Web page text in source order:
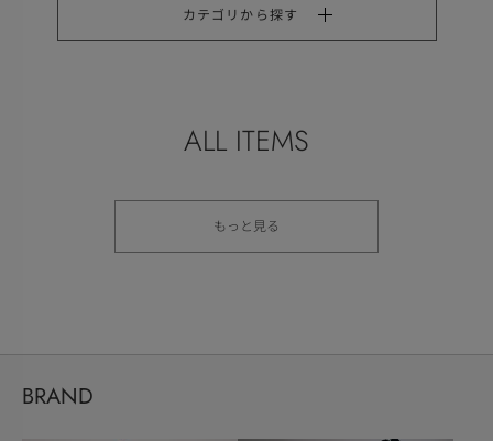
カテゴリから探す
ALL ITEMS
もっと見る
BRAND